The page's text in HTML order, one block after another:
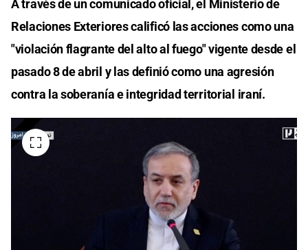
A través de un comunicado oficial, el Ministerio de
Relaciones Exteriores calificó las acciones como una
"violación flagrante del alto al fuego" vigente desde el
pasado 8 de abril y las definió como una agresión
contra la soberanía e integridad territorial iraní.